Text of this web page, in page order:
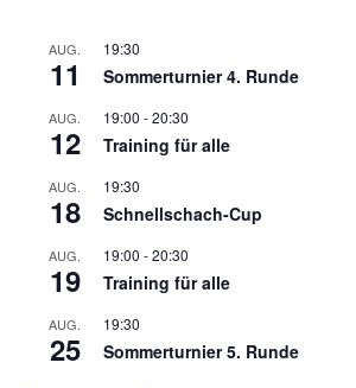
AUG.
11
19:30
Sommerturnier 4. Runde
AUG.
12
19:00 -20:30
Training für alle
AUG.
18
19:30
Schnellschach-Cup
AUG.
19
19:00 -20:30
Training für alle
AUG.
25
19:30
Sommerturnier 5. Runde